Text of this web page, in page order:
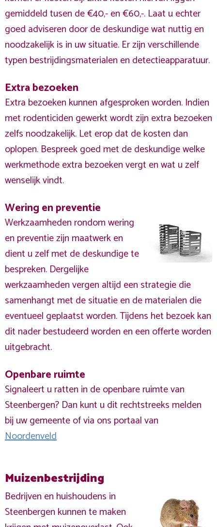
gemiddeld tusen de €40,- en €60,-. Laat u echter
goed adviseren door de deskundige wat nuttig en
noodzakelijk is in uw situatie. Er zijn verschillende
typen bestrijdingsmaterialen en detectieapparatuur.
Extra bezoeken
Extra bezoeken kunnen afgesproken worden. Indien
met rodenticiden gewerkt wordt zijn extra bezoeken
zelfs noodzakelijk. Let erop dat de kosten dan
oplopen. Bespreek goed met de deskundige welke
werkmethode extra bezoeken vergt en wat u zelf
wenselijk vindt.
Wering en preventie
Werkzaamheden rondom wering
en preventie zijn maatwerk en
dient u zelf met de deskundige te
bespreken. Dergelijke
werkzaamheden vergen altijd een strategie die
samenhangt met de situatie en de materialen die
eventueel geplaatst worden. Tijdens het bezoek kan
dit nader bestudeerd worden en een offerte worden
uitgebracht.
Openbare ruimte
Signaleert u ratten in de openbare ruimte van
Steenbergen? Dan kunt u dit rechtstreeks melden
bij uw gemeente of via ons portaal van
Noordenveld
Muizenbestrijding
Bedrijven en huishoudens in
Steenbergen kunnen te maken